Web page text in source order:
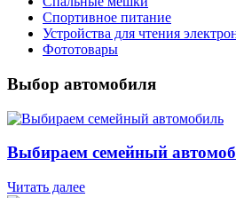
Спортивное питание
Устройства для чтения
Фототовары
Выбор автомобиля
Выбираем семейный
Читать далее